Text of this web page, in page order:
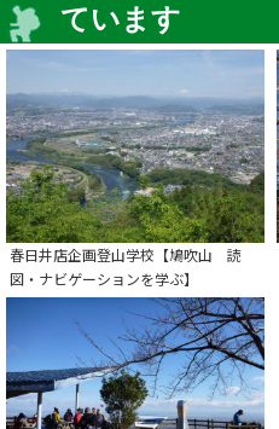
ています
春日井店企画登山学校【鳩吹山 読
図・ナビゲーションを学ぶ】